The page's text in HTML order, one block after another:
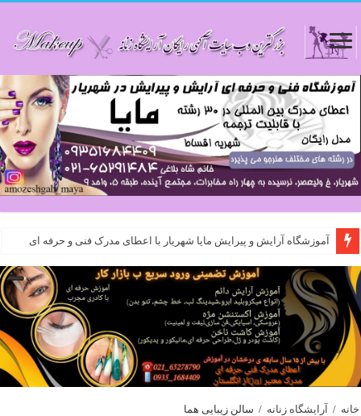
آموزشگاه آرایش و پیرایش مایا شهریار با اعطای مدرک فنی و حرفه ای
خانه / آرایشگاه زنانه / سالن زیبایی هما